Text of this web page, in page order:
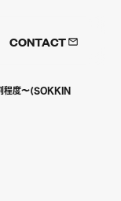
CONTACT
程度～(SOKKIN